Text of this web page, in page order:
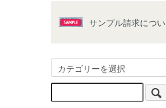
サンプル請求につ